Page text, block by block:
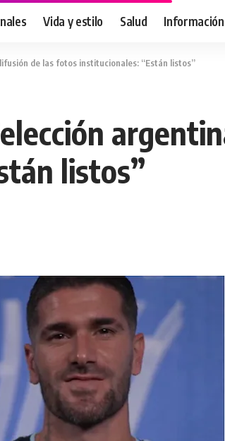
Vida y estilo Salud
de las fotos institucionales: “Están listos”
listos”